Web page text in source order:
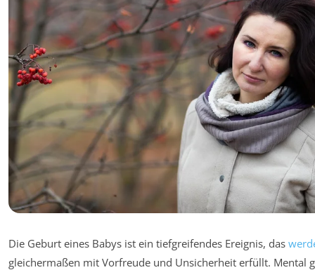
Die Geburt eines Babys ist ein tiefgreifendes Ereignis, das
gleichermaßen mit Vorfreude und Unsicherheit erfüllt. Mental